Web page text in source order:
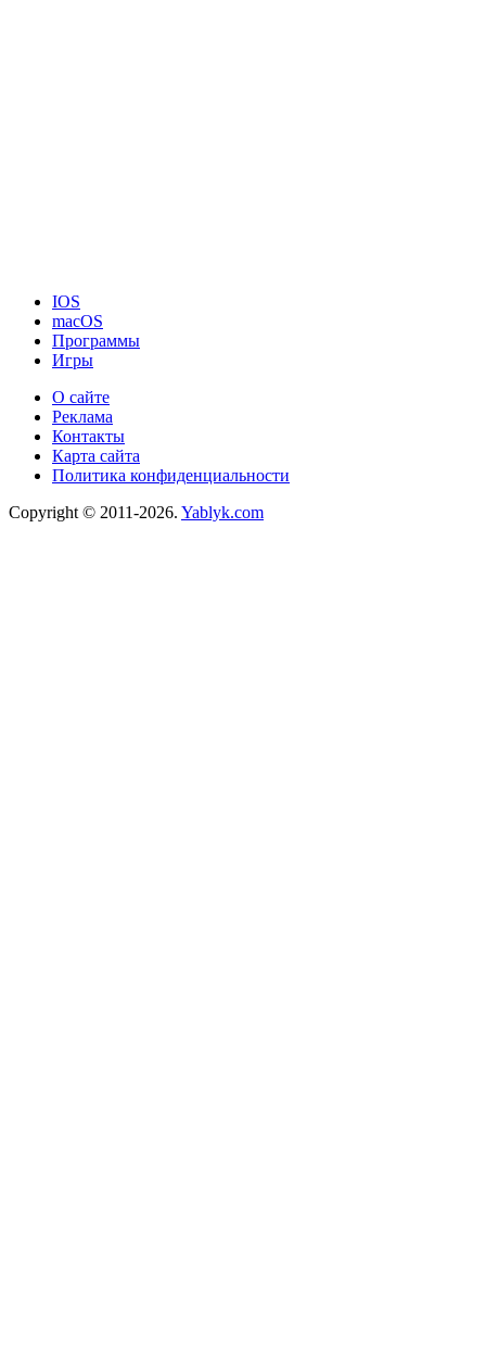
IOS
macOS
Программы
Игры
О сайте
Реклама
Контакты
Карта сайта
Политика конфиденциальности
Copyright © 2011-2026. Yablyk.сom